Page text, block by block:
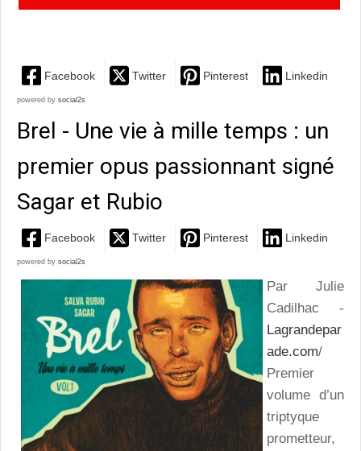
Facebook Twitter Pinterest Linkedin
powered by social2s
Brel - Une vie à mille temps : un
premier opus passionnant signé
Sagar et Rubio
Facebook Twitter Pinterest Linkedin
powered by social2s
Par Julie
Cadilhac -
Lagrandepar
ade.com/
Premier
volume d’un
triptyque
prometteur,